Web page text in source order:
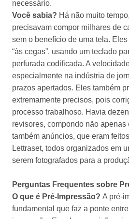
necessário.
Você sabia? Há não muito
precisavam compor milhares de
sem o benefício de uma tela.
“às cegas”, usando um teclado
perfurada codificada. A
especialmente na indústria de
prazos apertados. Eles também
extremamente precisos, pois
processo trabalhoso. Havia
revisores, compondo não apenas
também anúncios, que eram
Lettraset, todos organizados em
serem fotografados para a
Perguntas Frequentes sobre
O que é Pré-Impressão? A pré-
fundamental que faz a ponte